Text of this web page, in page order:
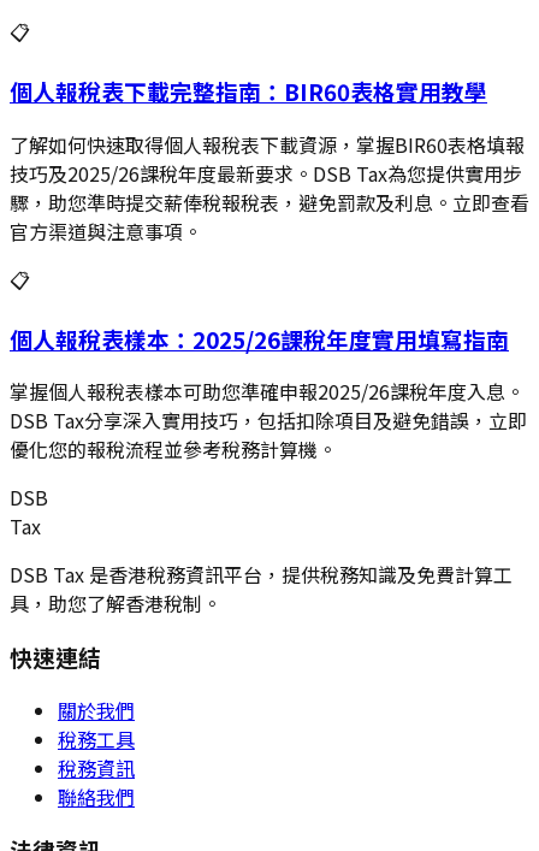
📋
個人報稅表下載完整指南：BIR60表格實用教學
了解如何快速取得個人報稅表下載資源，掌握BIR60表格填報
技巧及2025/26課稅年度最新要求。DSB Tax為您提供實用步
驟，助您準時提交薪俸稅報稅表，避免罰款及利息。立即查看
官方渠道與注意事項。
📋
個人報稅表樣本：2025/26課稅年度實用填寫指南
掌握個人報稅表樣本可助您準確申報2025/26課稅年度入息。
DSB Tax分享深入實用技巧，包括扣除項目及避免錯誤，立即
優化您的報稅流程並參考稅務計算機。
DSB
Tax
DSB Tax 是香港稅務資訊平台，提供稅務知識及免費計算工
具，助您了解香港稅制。
快速連結
關於我們
稅務工具
稅務資訊
聯絡我們